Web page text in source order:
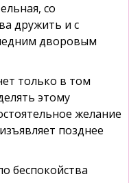
со
дружить и с
дворовым
только в том
этому
желание
позднее
беспокойства